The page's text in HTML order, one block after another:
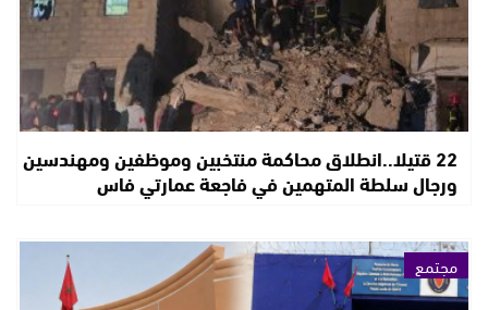
22 قتيلا..انطلاق محاكمة منتخبين وموظفين ومهندسين
ورجال سلطة المتهمين في فاجعة عمارتي فاس
مجتمع